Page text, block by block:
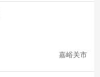
嘉峪关市